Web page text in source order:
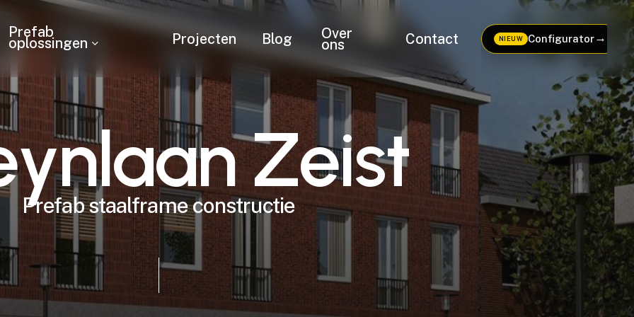
Prefab
oplossingen Projecten Blog Over
ons Contact NIEUW Configurator→
ynlaanZeist
Prefabstaalframeconstructie